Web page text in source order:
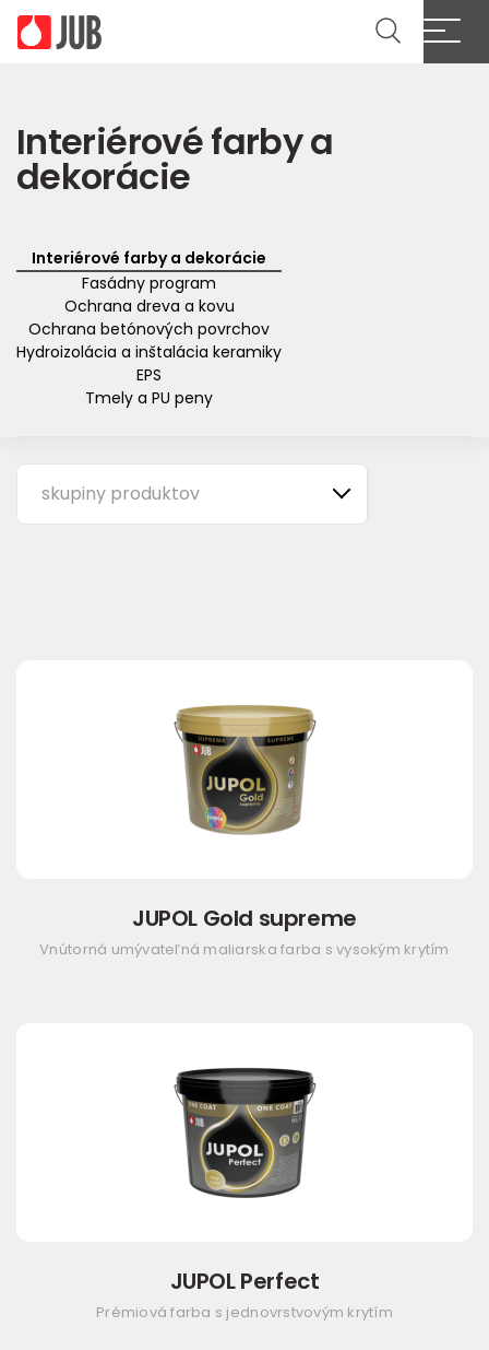
Interiérové farby a
dekorácie
Interiérové farby a dekorácie
Fasádny program
Ochrana dreva a kovu
Ochrana betónových povrchov
Hydroizolácia a inštalácia keramiky
EPS
Tmely a PU peny
skupiny produktov
JUPOL Gold supreme
Vnútorná umývateľná maliarska farba s vysokým krytím
JUPOL Perfect
Prémiová farba s jednovrstvovým krytím